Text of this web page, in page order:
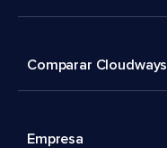
Comparar Cloudways
Empresa